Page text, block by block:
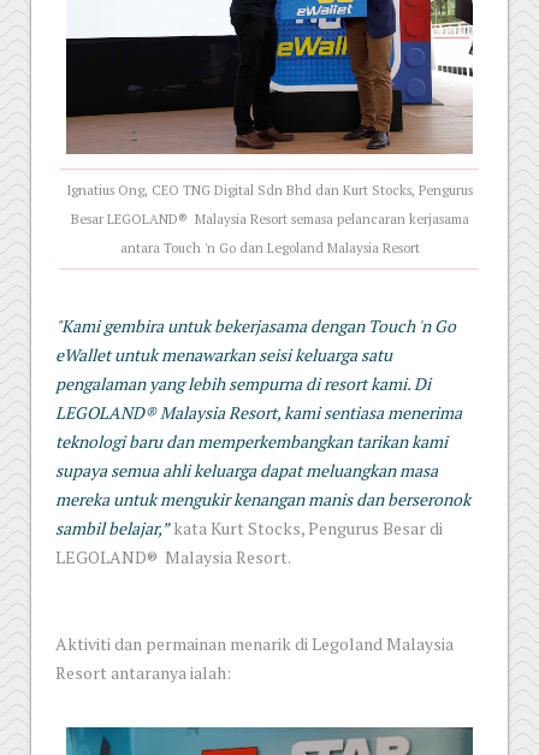
Ignatius Ong, CEO TNG Digital Sdn Bhd dan Kurt Stocks, Pengurus
Besar LEGOLAND® Malaysia Resort semasa pelancaran kerjasama
antara Touch 'n Go dan Legoland Malaysia Resort
"Kami gembira untuk bekerjasama dengan Touch 'n Go
eWallet untuk menawarkan seisi keluarga satu
pengalaman yang lebih sempurna di resort kami. Di
LEGOLAND® Malaysia Resort, kami sentiasa menerima
teknologi baru dan memperkembangkan tarikan kami
supaya semua ahli keluarga dapat meluangkan masa
mereka untuk mengukir kenangan manis dan berseronok
sambil belajar,”kata Kurt Stocks, Pengurus Besar di
LEGOLAND® Malaysia Resort.
Aktiviti dan permainan menarik di Legoland Malaysia
Resort antaranya ialah: